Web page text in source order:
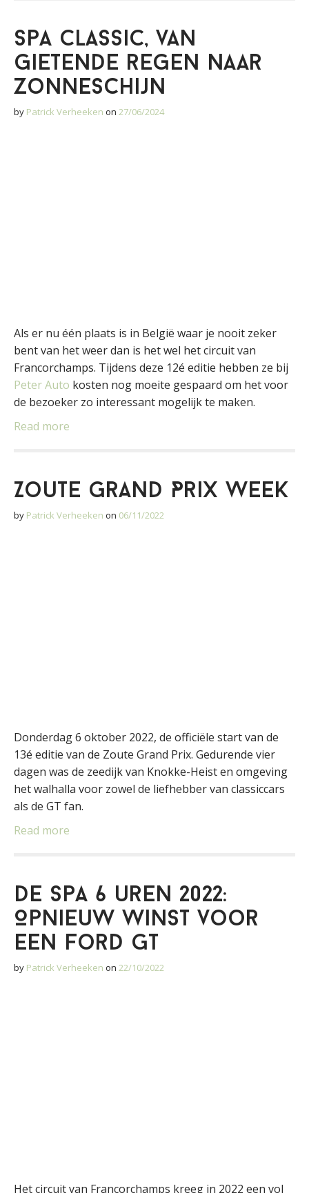
Spa Classic, van
gietende regen naar
zonneschijn
by Patrick Verheeken on 27/06/2024
Als er nu één plaats is in België waar je nooit zeker
bent van het weer dan is het wel het circuit van
Francorchamps. Tijdens deze 12é editie hebben ze bij
Peter Auto kosten nog moeite gespaard om het voor
de bezoeker zo interessant mogelijk te maken.
Read more
Zoute Grand Prix Week
by Patrick Verheeken on 06/11/2022
Donderdag 6 oktober 2022, de officiële start van de
13é editie van de Zoute Grand Prix. Gedurende vier
dagen was de zeedijk van Knokke-Heist en omgeving
het walhalla voor zowel de liefhebber van classiccars
als de GT fan.
Read more
De Spa 6 uren 2022:
Opnieuw winst voor
een Ford GT
by Patrick Verheeken on 22/10/2022
Het circuit van Francorchamps kreeg in 2022 een vol